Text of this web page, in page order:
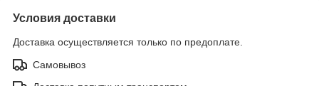
Условия доставки
Доставка осуществляется только по предоплате.
Самовывоз